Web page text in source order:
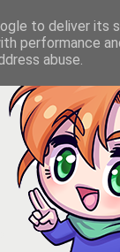
to deliver its
performance
abuse.